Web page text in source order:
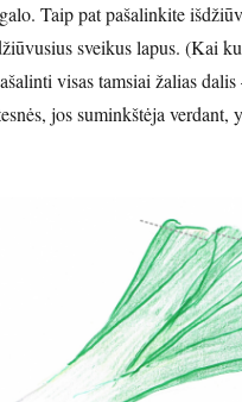
Taip pat pašalinkite
sveikus lapus. (Kai
visas tamsiai žalias
jos suminkštėja verdant,